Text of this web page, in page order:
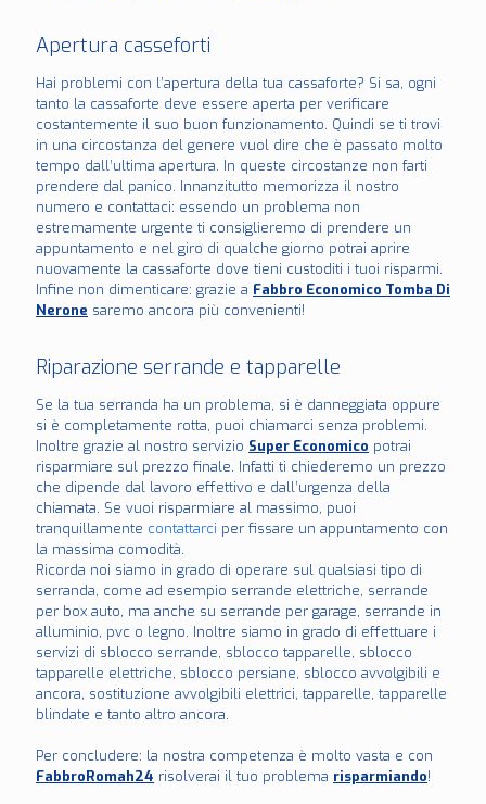
Apertura casseforti
Hai problemi con l’apertura della tua cassaforte? Si sa, ogni
tanto la cassaforte deve essere aperta per verificare
costantemente il suo buon funzionamento. Quindi se ti trovi
in una circostanza del genere vuol dire che è passato molto
tempo dall’ultima apertura. In queste circostanze non farti
prendere dal panico. Innanzitutto memorizza il nostro
numero e contattaci: essendo un problema non
estremamente urgente ti consiglieremo di prendere un
appuntamento e nel giro di qualche giorno potrai aprire
nuovamente la cassaforte dove tieni custoditi i tuoi risparmi.
Infine non dimenticare: grazie a Fabbro Economico Tomba Di
Nerone saremo ancora più convenienti!
Riparazione serrande e tapparelle
Se la tua serranda ha un problema, si è danneggiata oppure
si è completamente rotta, puoi chiamarci senza problemi.
Inoltre grazie al nostro servizio Super Economico potrai
risparmiare sul prezzo finale. Infatti ti chiederemo un prezzo
che dipende dal lavoro effettivo e dall’urgenza della
chiamata. Se vuoi risparmiare al massimo, puoi
tranquillamente contattarci per fissare un appuntamento con
la massima comodità.
Ricorda noi siamo in grado di operare sul qualsiasi tipo di
serranda, come ad esempio serrande elettriche, serrande
per box auto, ma anche su serrande per garage, serrande in
alluminio, pvc o legno. Inoltre siamo in grado di effettuare i
servizi di sblocco serrande, sblocco tapparelle, sblocco
tapparelle elettriche, sblocco persiane, sblocco avvolgibili e
ancora, sostituzione avvolgibili elettrici, tapparelle, tapparelle
blindate e tanto altro ancora.
Per concludere: la nostra competenza è molto vasta e con
FabbroRomah24 risolverai il tuo problema risparmiando!